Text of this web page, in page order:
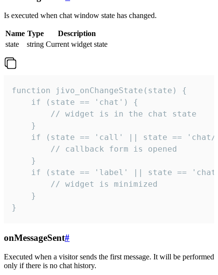
Is executed when chat window state has changed.
Name Type
Description
state
string Current widget state
function jivo_onChangeState(state) {
    if (state == 'chat') {
        // widget is in the chat state
    }
if (state == 'call' || state ==
        // callback form is opened
    }
if (state == 'label' || state ==
        // widget is minimized
    }
}
onMessageSent#
Executed when a visitor sends the first message. It will be performed
only if there is no chat history.